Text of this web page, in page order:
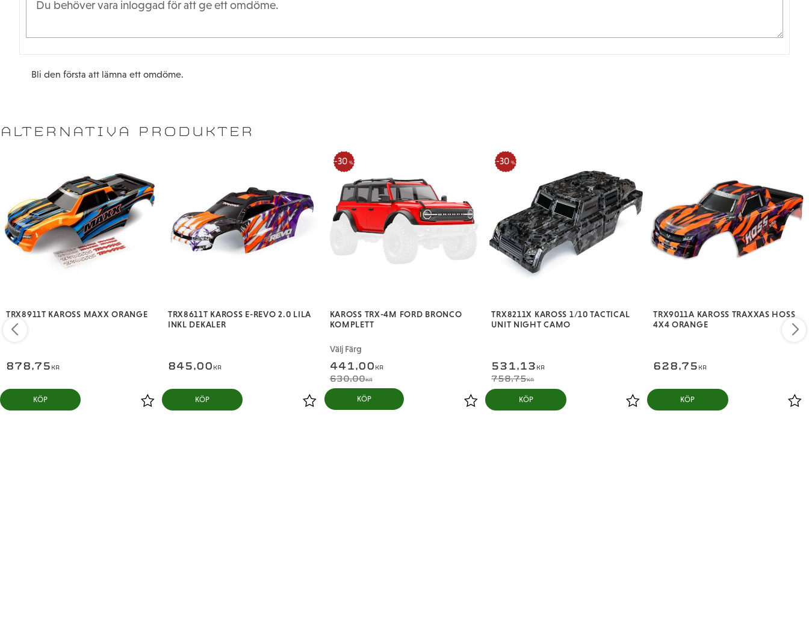
Bli den första att lämna ett omdöme.
ALTERNATIVA PRODUKTER
TRX8911T KAROSS MAXX ORANGE
878,75 KR
KÖP
TRX8611T KAROSS E-REVO 2.0 LILA
INKL DEKALER
845,00 KR
KÖP
KAROSS TRX-4M FORD BRONCO
KOMPLETT
Välj Färg
441,00 KR
630,00KR
30 %
TRX8211X KAROSS 1/10 TACTICAL
UNIT NIGHT CAMO
531,13 KR
758,75KR
30 %
KÖP
TRX9011A KAROSS TRAXXAS HOSS
4X4 ORANGE
628,75 KR
KÖP